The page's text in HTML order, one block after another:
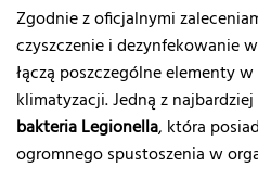
Zgodnie z oficjalnymi
czyszczenie i dezynfekowanie
łączą poszczególne elementy
klimatyzacji. Jedną z
bakteria Legionella, która
ogromnego spustoszenia w